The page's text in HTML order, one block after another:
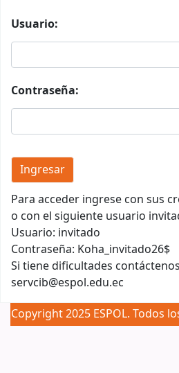
Usuario:
Contraseña:
Para acceder ingrese con sus
o con el siguiente usuario
Usuario: invitado
Contraseña: Koha_invitado26$
Si tiene dificultades
servcib@espol.edu.ec
Copyright 2025 ESPOL. Todos